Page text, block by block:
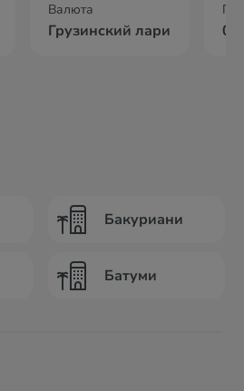
Валюта
Грузинский лари
Бакуриани
Батуми